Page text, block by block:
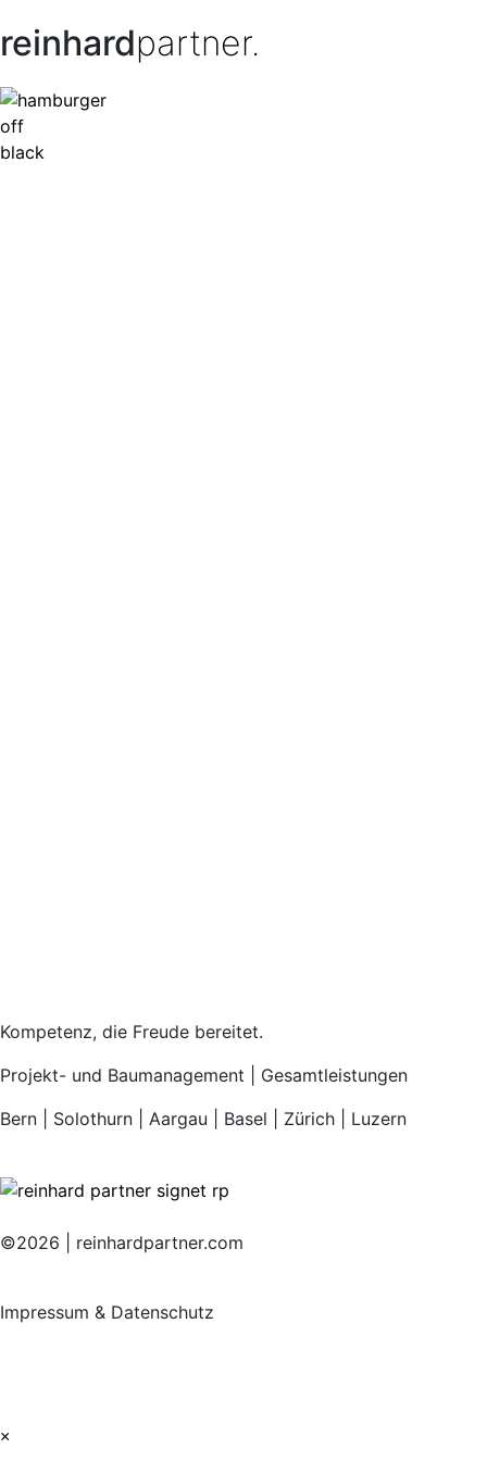
reinhardpartner.
Kompetenz, die Freude bereitet.
Projekt- und Baumanagement | Gesamtleistungen
Bern | Solothurn | Aargau | Basel | Zürich | Luzern
©2026 | reinhardpartner.com
Impressum & Datenschutz
×